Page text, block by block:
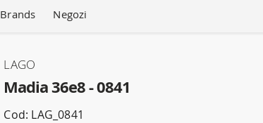
Brands Negozi
Madia 36e8 - 0841
LAGO
Cod: LAG_0841